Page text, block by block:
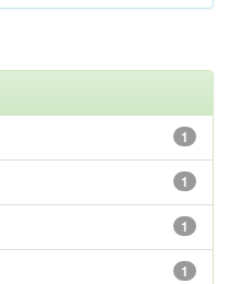
1
1
1
1